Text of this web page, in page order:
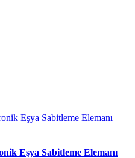
Eşya Sabitleme Elemanı